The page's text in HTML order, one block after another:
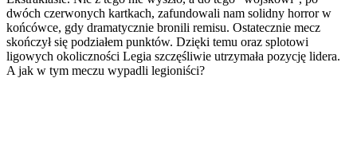
dwóch czerwonych kartkach, zafundowali nam solidny horror w
końcówce, gdy dramatycznie bronili remisu. Ostatecznie mecz
skończył się podziałem punktów. Dzięki temu oraz splotowi
ligowych okoliczności Legia szczęśliwie utrzymała pozycję lidera.
A jak w tym meczu wypadli legioniści?